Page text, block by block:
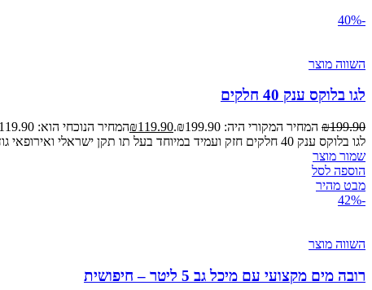
-40%
השווה מוצר
לגו בלוקס ענק 40 חלקים
₪199.90 המחיר המקורי היה: ₪199.90. ₪119.90
המחיר הנוכחי הוא: ₪119.90.
לגו בלוקס ענק 40 חלקים חזק ועמיד במיוחד בעל תו תקן ישראלי ואירופאי גודל כל קוביה 6.8 ס"מ ישנם קוביות כפולות
שמור מוצר
הוספה לסל
מבט מהיר
-42%
השווה מוצר
רובה מים מקצועי עם מיכל גב 5 ליטר – חיפושית